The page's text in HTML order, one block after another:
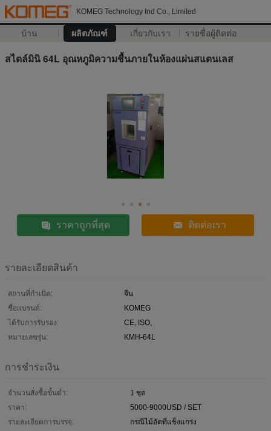
KOMEG Technology Ind Co., Limited
บ้าน ผลิตภัณฑ์ เกี่ยวกับเรา รายชื่อผู้ติดต่อ
สไตล์มินิ 64L อุณหภูมิความชื้นภายในห้องแผ่นสแตนเลส
ราคาถูกที่สุด ติดต่อเรา
รายละเอียดสินค้า
สถานที่กำเนิด:
จีน
ชื่อแบรนด์:
KOMEG
ได้รับการรับรอง:
CE, ISO,
หมายเลขรุ่น:
KMH-64L
การชำระเงิน
จำนวนสั่งซื้อขั้นต่ำ:
1 ชุด
ราคา:
5000-9000USD / SET
รายละเอียดการบรรจุ:
กรณีไม้อัดที่แข็งแกร่ง